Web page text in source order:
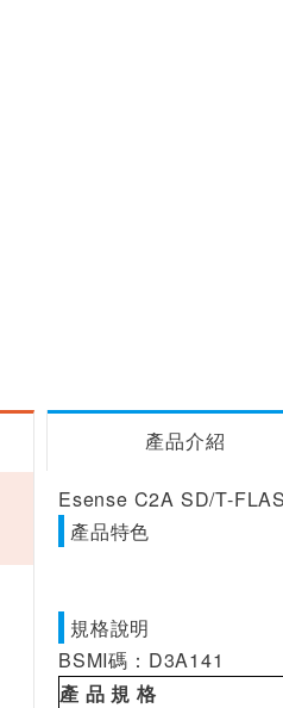
產品介紹
Esense C2A SD/T-
產品特色
規格說明
BSMI碼：D3A141
產 品 規 格